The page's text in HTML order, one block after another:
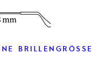
mm
BRILLENGRÖSSE?